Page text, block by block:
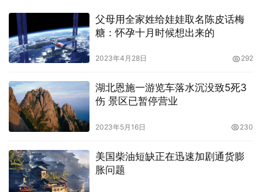
父母用全家姓给娃娃取名陈皮话梅
糖：怀孕十月时候想出来的
2023年4月28日 292
湖北恩施一游览车落水沉没致5死3
伤 景区已暂停营业
2023年5月16日 230
美国柴油短缺正在迅速加剧通货膨
胀问题